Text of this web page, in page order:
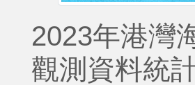
2023年港灣
觀測資料統